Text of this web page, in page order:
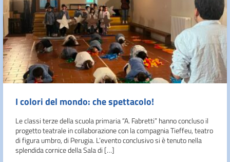
I colori del mondo: che spettacolo!
Le classi terze della scuola primaria “A. Fabretti” hanno concluso il
progetto teatrale in collaborazione con la compagnia Tieffeu, teatro
di figura umbro, di Perugia. L’evento conclusivo si è tenuto nella
splendida cornice della Sala di […]